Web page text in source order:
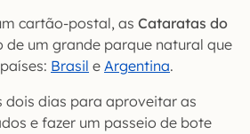
cartão-postal, as Cataratas do
de um grande parque natural que
Brasil e Argentina.
dois dias para aproveitar as
e fazer um passeio de bote